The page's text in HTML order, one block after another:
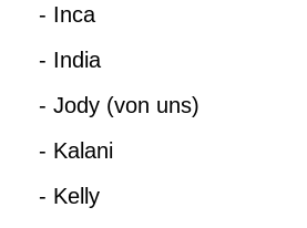
- Inca
- India
- Jody (von uns)
- Kalani
- Kelly